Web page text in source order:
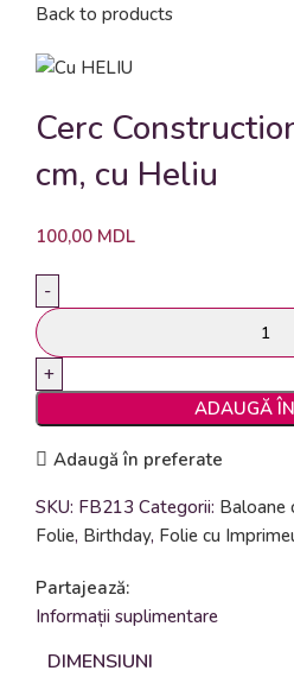
Back to products
Cerc
cm, cu Heliu
100,00 MDL
ADAUGĂ
Adaugă în preferate
SKU: FB213 Categorii: Baloane
Folie, Birthday, Folie cu
Partajează:
Informații suplimentare
DIMENSIUNI